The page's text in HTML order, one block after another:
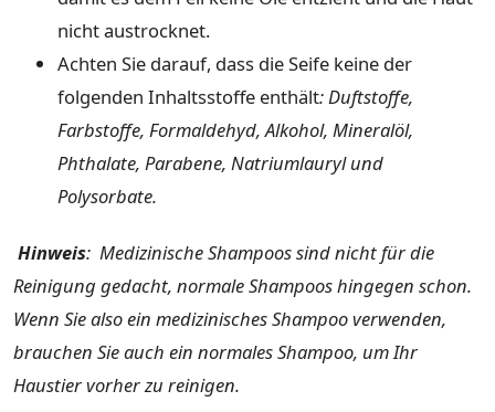
nicht austrocknet.
Achten Sie darauf, dass die Seife keine der
folgenden Inhaltsstoffe enthält: Duftstoffe,
Farbstoffe, Formaldehyd, Alkohol, Mineralöl,
Phthalate, Parabene, Natriumlauryl und
Polysorbate.
Hinweis: Medizinische Shampoos sind nicht für die
Reinigung gedacht, normale Shampoos hingegen schon.
Wenn Sie also ein medizinisches Shampoo verwenden,
brauchen Sie auch ein normales Shampoo, um Ihr
Haustier vorher zu reinigen.